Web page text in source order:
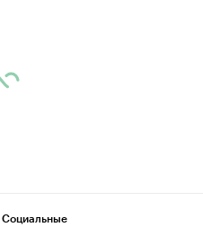
Социальные